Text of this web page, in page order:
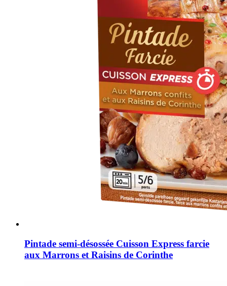
Pintade semi-désossée Cuisson Express farcie
aux Marrons et Raisins de Corinthe